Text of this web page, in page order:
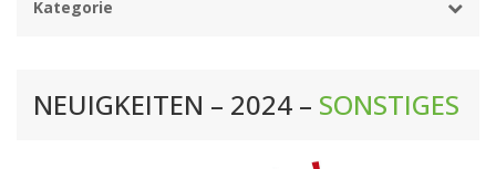
Kategorie
NEUIGKEITEN – 2024 – SONSTIGES